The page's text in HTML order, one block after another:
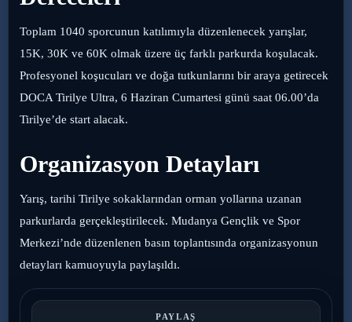
Toplam 1040 sporcunun katılımıyla düzenlenecek yarışlar,
15K, 30K ve 60K olmak üzere üç farklı parkurda koşulacak.
Profesyonel koşucuları ve doğa tutkunlarını bir araya getirecek
DOCA Tirilye Ultra, 6 Haziran Cumartesi günü saat 06.00’da
Tirilye’de start alacak.
Organizasyon Detayları
Yarış, tarihi Tirilye sokaklarından orman yollarına uzanan
parkurlarda gerçekleştirilecek. Mudanya Gençlik ve Spor
Merkezi’nde düzenlenen basın toplantısında organizasyonun
detayları kamuoyuyla paylaşıldı.
PAYLAŞ